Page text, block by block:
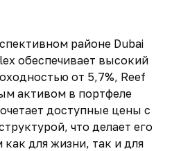
районе Dubai
обеспечивает высокий
от 5,7%, Reef
активом в портфеле
доступные цены с
что делает его
для жизни, так и для